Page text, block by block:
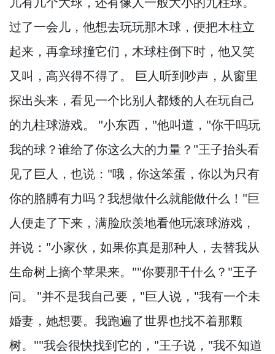
过了一会儿， 他想去玩玩那木球， 便把木柱立
起来， 再拿球撞它们， 木球柱倒下时， 他又笑
又叫， 高兴得不得了。 巨人听到吵声， 从窗里
探出头来， 看见一个比别人都矮的人在玩自己
的九柱球游戏。
"小东西， "他叫道， "你干吗玩
我的球？谁给了你这么大的力量？ "王子抬头看
见了巨人， 也说："哦， 你这笨蛋， 你以为只有
你的胳膊有力吗？我想做什么就能做什么！ "巨
人便走了下来， 满脸欣羡地看他玩滚球游戏，
并说："小家伙， 如果你真是那种人， 去替我从
生命树上摘个苹果来。 ""你要那干什么？ "王子
问。
"并不是我自己要， "巨人说， "我有一个未
婚妻， 她想要。 我跑遍了世界也找不着那颗
树。 ""我会很快找到它的， "王子说， "我不知道